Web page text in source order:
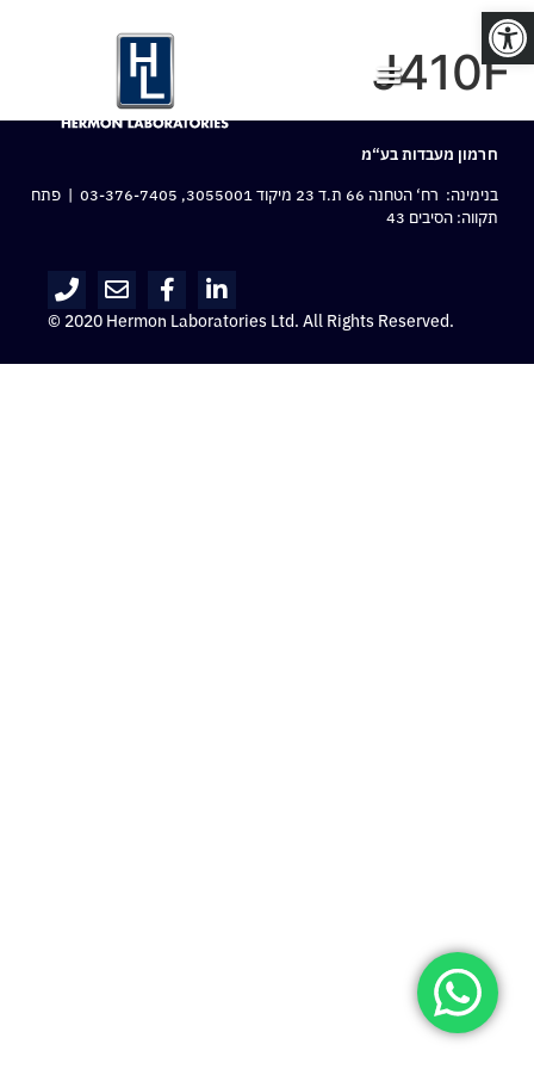
פתח סרגל נגישות
J410F
חרמון מעבדות בע“מ
בנימינה: רח‘ הטחנה 66 ת.ד 23 מיקוד 3055001,
03-376-7405 | פתח
תקווה: הסיבים 43
© 2020 Hermon Laboratories Ltd. All Rights Reserved.